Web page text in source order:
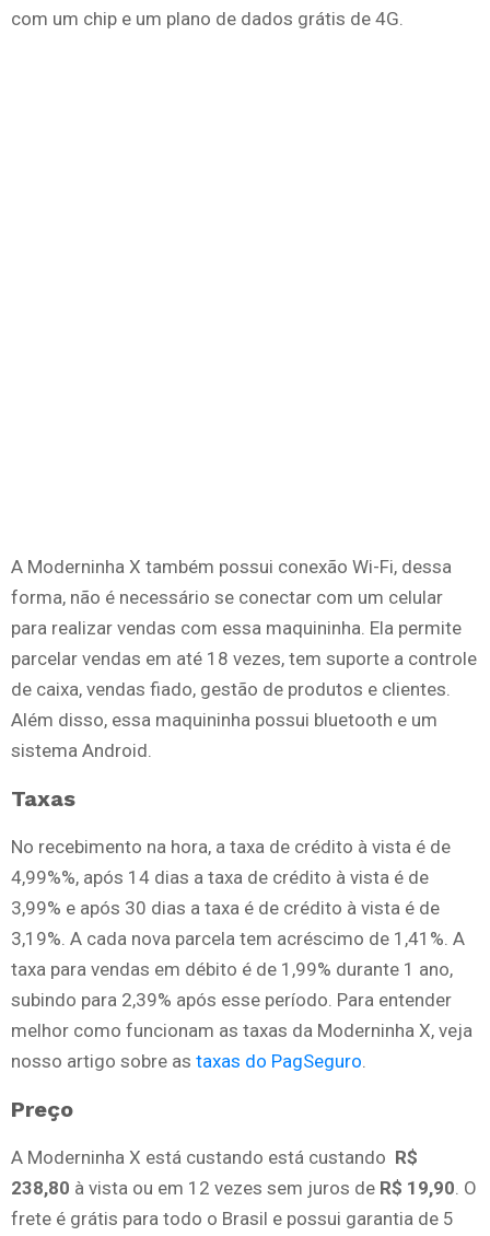
com um chip e um plano de dados grátis de 4G.
A Moderninha X também possui conexão Wi-Fi, dessa
forma, não é necessário se conectar com um celular
para realizar vendas com essa maquininha. Ela permite
parcelar vendas em até 18 vezes, tem suporte a controle
de caixa, vendas fiado, gestão de produtos e clientes.
Além disso, essa maquininha possui bluetooth e um
sistema Android.
Taxas
No recebimento na hora, a taxa de crédito à vista é de
4,99%%, após 14 dias a taxa de crédito à vista é de
3,99% e após 30 dias a taxa é de crédito à vista é de
3,19%. A cada nova parcela tem acréscimo de 1,41%. A
taxa para vendas em débito é de 1,99% durante 1 ano,
subindo para 2,39% após esse período. Para entender
melhor como funcionam as taxas da Moderninha X, veja
nosso artigo sobre as taxas do PagSeguro
Preço
A Moderninha X está custando está custando R$
238,80 à vista ou em 12 vezes sem juros de R$ 19,90 . O
frete é grátis para todo o Brasil e possui garantia de 5